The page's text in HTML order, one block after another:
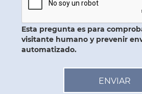
Esta pregunta es para
visitante humano y prevenir
automatizado.
ENVIAR